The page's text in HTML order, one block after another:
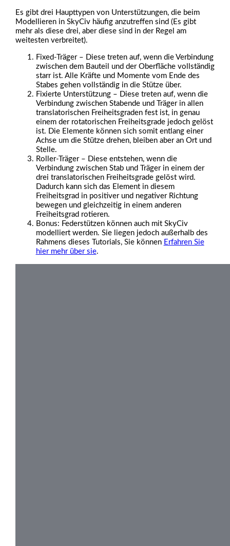
Es gibt drei Haupttypen von Unterstützungen, die beim
Modellieren in SkyCiv häufig anzutreffen sind (Es gibt
mehr als diese drei, aber diese sind in der Regel am
weitesten verbreitet).
Fixed-Träger – Diese treten auf, wenn die Verbindung
zwischen dem Bauteil und der Oberfläche vollständig
starr ist. Alle Kräfte und Momente vom Ende des
Stabes gehen vollständig in die Stütze über.
Fixierte Unterstützung – Diese treten auf, wenn die
Verbindung zwischen Stabende und Träger in allen
translatorischen Freiheitsgraden fest ist, in genau
einem der rotatorischen Freiheitsgrade jedoch gelöst
ist. Die Elemente können sich somit entlang einer
Achse um die Stütze drehen, bleiben aber an Ort und
Stelle.
Roller-Träger – Diese entstehen, wenn die
Verbindung zwischen Stab und Träger in einem der
drei translatorischen Freiheitsgrade gelöst wird.
Dadurch kann sich das Element in diesem
Freiheitsgrad in positiver und negativer Richtung
bewegen und gleichzeitig in einem anderen
Freiheitsgrad rotieren.
Bonus: Federstützen können auch mit SkyCiv
modelliert werden. Sie liegen jedoch außerhalb des
Rahmens dieses Tutorials, Sie können Erfahren Sie
hier mehr über sie.